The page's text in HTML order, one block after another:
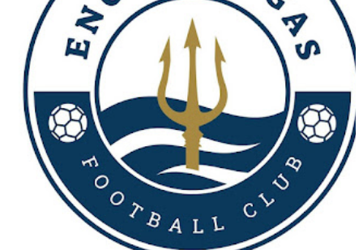
ΚΑΙ ΕΛΛΑΔΑ
ΥΓΕΙΑ-ΟΜΟΡΦΙΑ
ΠΟΛΙΤΙΣΜΟΣ
ΠΕΡΙΒΑΛΛΟΝ
ΤΕΧΝΟΛΟΓΙΑ
ΔΙΕΘΝΗ